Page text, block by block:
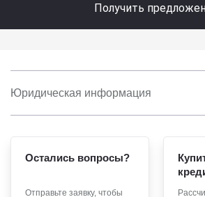
сайта, уникального идентификатора
предпочтительного времени и
2. Под обработкой персональных
следующие действия: сбор, запись,
уничтожение персональных
обрабатывает персональные
средств автоматизации.
Получить
Юридическая информация
Остались вопросы?
Отправьте заявку, чтобы